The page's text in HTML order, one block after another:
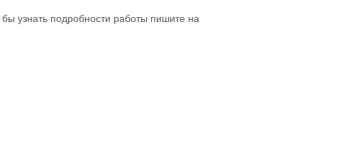
узнать подробности работы пишите на